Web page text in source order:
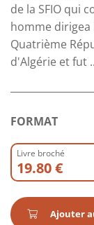
de la SFIO qui
homme dirigea
Quatrième
d'Algérie et fut
FORMAT
Livre broché
19.80 €
Ajouter